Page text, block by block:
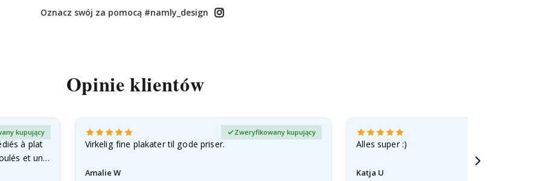
Oznacz swój za pomocą #namly_design
Opinie klientów
à plat
et un…
kupujący
Virkelig fine plakater til gode priser.
Amalie W
Zweryfikowany kupujący
Alles super :)
Katja U